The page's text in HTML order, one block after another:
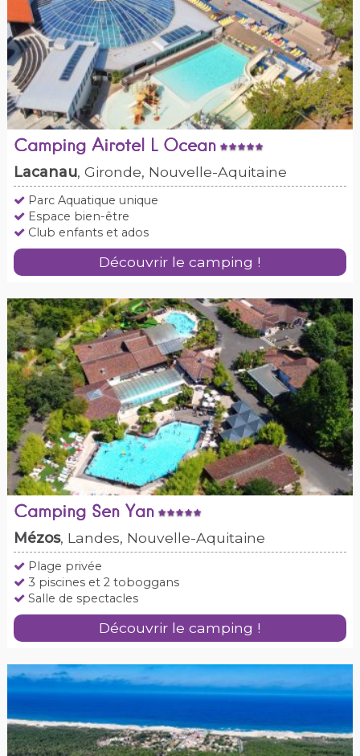
Camping Airotel L Ocean
Lacanau, Gironde, Nouvelle-Aquitaine
Parc Aquatique unique
Espace bien-être
Club enfants et ados
Découvrir le camping !
Camping Sen Yan
Mézos, Landes, Nouvelle-Aquitaine
Plage privée
3 piscines et 2 toboggans
Salle de spectacles
Découvrir le camping !